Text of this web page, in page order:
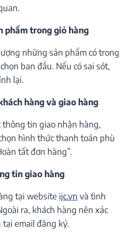
phẩm trong giỏ hàng
những sản phẩm có trong
ban đầu. Nếu có sai sót,
lại.
hàng và giao hàng
tin giao nhận hàng,
hình thức thanh toán phù
tất đơn hàng”.
tin giao hàng
tại website ijc.vn và tình
ra, khách hàng nên xác
email đăng ký.